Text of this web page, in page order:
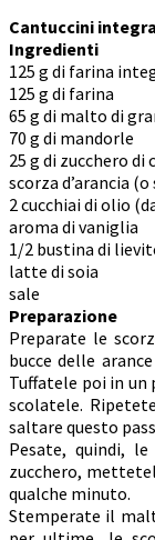
Cantuccini
Ingredienti
125 g di farina
125 g di farina
65 g di malto di
70 g di mandorle
25 g di zucchero di
scorza d’arancia
2 cucchiai di olio
aroma di vaniglia
1/2 bustina di
latte di soia
sale
Preparazione
Preparate le
bucce delle
Tuffatele poi in un
scolatele.
saltare questo
Pesate, quindi,
zucchero,
qualche minuto.
Stemperate il